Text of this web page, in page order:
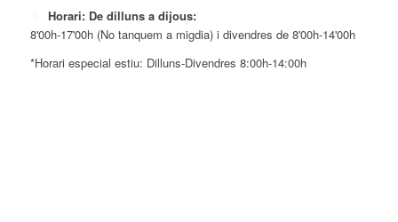
Horari: De dilluns a dijous:
8'00h-17'00h (No tanquem a migdia) i divendres de 8'00h-14'00h
*Horari especial estiu: Dilluns-Divendres 8:00h-14:00h